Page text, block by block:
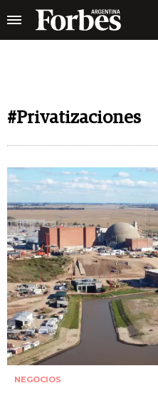
#Privatizaciones
NEGOCIOS